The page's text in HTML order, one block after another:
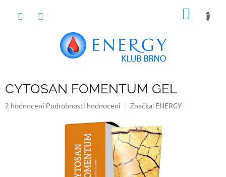
CYTOSAN FOMENTUM GEL
Průměrné
2 hodnocení Podrobnosti hodnocení Značka: ENERGY